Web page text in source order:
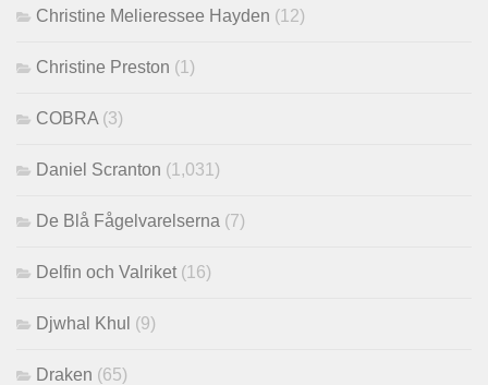
Christine Melieressee Hayden (12)
Christine Preston (1)
COBRA (3)
Daniel Scranton (1,031)
De Blå Fågelvarelserna (7)
Delfin och Valriket (16)
Djwhal Khul (9)
Draken (65)